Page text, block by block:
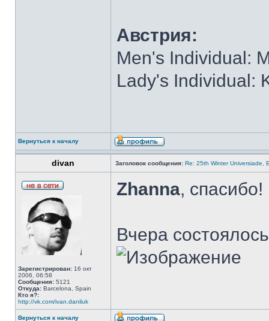
Австрия:
Men's Individual:
Lady's Individual:
Вернуться к началу
divan Заголовок сообщения: Re: 25th Winter Universiade,
Зарегистрирован: 16 окт
2006, 06:58
Сообщения: 5121
Откуда: Barcelona, Spain
Кто я?:
http://vk.com/ivan.daniluk
Zhanna,
Вчера
Вернуться к началу